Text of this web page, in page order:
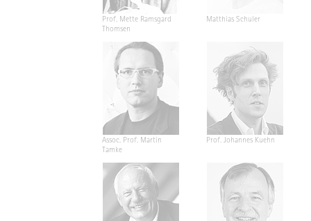
Prof. Mette Ramsgard
Thomsen
Matthias Schuler
Assoc. Prof. Martin
Tamke
Prof. Johannes Kuehn